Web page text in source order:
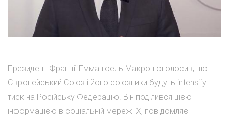
Президент Франції Емманюель Макрон оголосив, що
Європейський Союз і його союзники будуть intensify
тиск на Російську Федерацію. Він поділився цією
інформацією в соціальній мережі X, повідомляє